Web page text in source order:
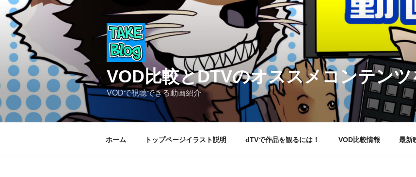
ン
キ
ッ
プ
VOD比較とDTVのオススメコンテン
VODで視聴できる動画紹介
ホーム トップページイラスト説明 dTVで作品を観るには！ VOD比較情報 最新